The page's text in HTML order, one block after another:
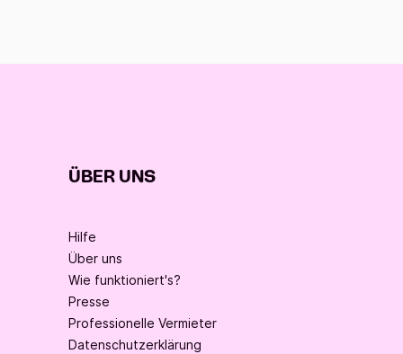
ÜBER UNS
Hilfe
Über uns
Wie funktioniert's?
Presse
Professionelle Vermieter
Datenschutzerklärung